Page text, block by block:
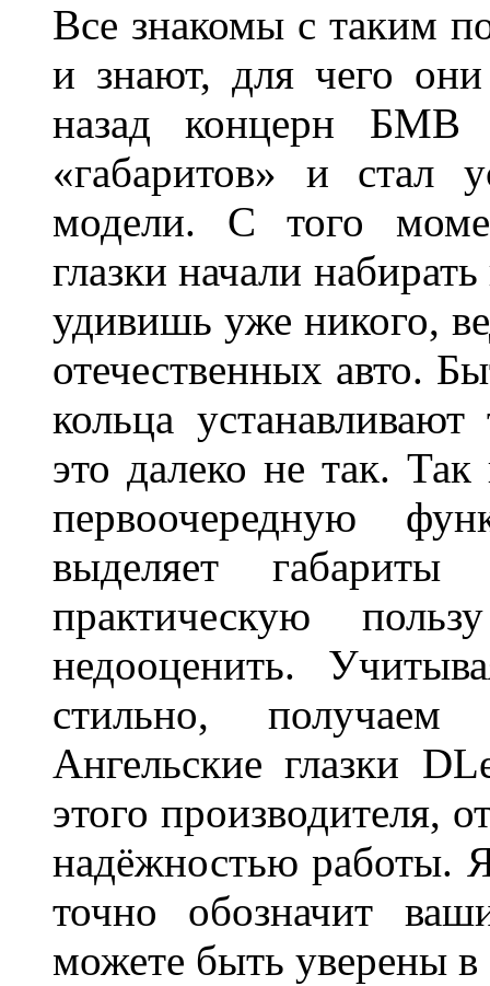
Все знакомы с таким
и знают, для чего
назад концерн БМВ
«габаритов» и стал
модели. С того
глазки начали
удивишь уже никого,
отечественных авто.
кольца
это далеко не так. Так
первоочередную
выделяет
практическую
недооценить.
стильно,
Ангельские глазки
этого производителя,
надёжностью работы.
точно обозначит
можете быть уверены